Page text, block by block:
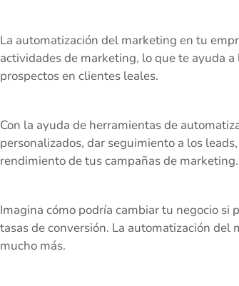
La automatización del marketing en tu
actividades de marketing, lo que te ayuda
prospectos en clientes leales.
Con la ayuda de herramientas de
personalizados, dar seguimiento a los
rendimiento de tus campañas de marketing.
Imagina cómo podría cambiar tu negocio
tasas de conversión. La automatización
mucho más.